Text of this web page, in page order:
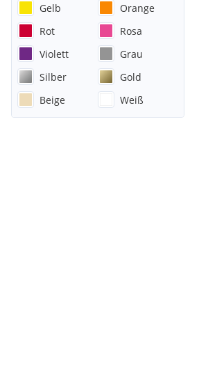
Gelb
Orange
Rot
Rosa
Violett
Grau
Silber
Gold
Beige
Weiß